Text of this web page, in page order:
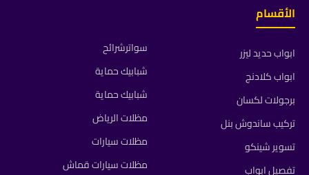
الأقسام
ابواب حديد ليزر
ابواب كلادنج
برجولات لكسان
تركيب ساندوش بنل
تسوير شينكو
تفصيل ابواب
سواترشرائح
شبابيك حماية
شبابيك حماية
مظلات الرياض
مظلات سيارات
مظلات سيارات قماش